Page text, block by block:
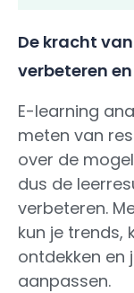
De kracht
verbeteren
E-learning
meten van
over de
dus de
verbeteren.
kun je trends,
ontdekken en
aanpassen.